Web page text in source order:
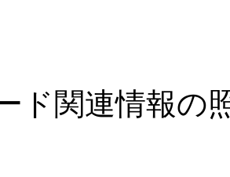
ド関連情報の